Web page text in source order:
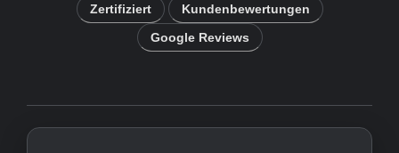
Zertifiziert
Kundenbewertungen
Google Reviews